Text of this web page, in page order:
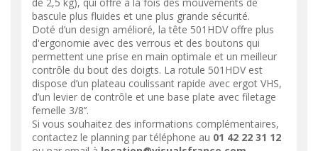
bascule plus fluides et une plus grande sécurité.
Doté d’un design amélioré, la tête 501HDV offre plus
d'ergonomie avec des verrous et des boutons qui
permettent une prise en main optimale et un meilleur
contrôle du bout des doigts. La rotule 501HDV est
dispose d’un plateau coulissant rapide avec ergot VHS,
d’un levier de contrôle et une base plate avec filetage
femelle 3/8’’.
Si vous souhaitez des informations complémentaires,
contactez le planning par téléphone au 01 42 22 31 12